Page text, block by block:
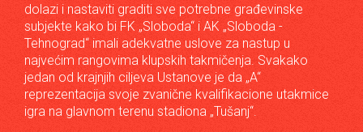
dolazi i nastaviti graditi sve potrebne građevinske
subjekte kako bi FK „Sloboda“ i AK „Sloboda -
Tehnograd“ imali adekvatne uslove za nastup u
najvećim rangovima klupskih takmičenja. Svakako
jedan od krajnjih ciljeva Ustanove je da „A“
reprezentacija svoje zvanične kvalifikacione utakmice
igra na glavnom terenu stadiona „Tušanj“.